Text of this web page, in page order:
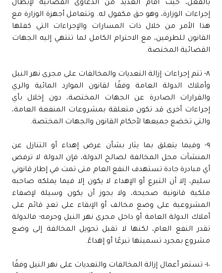
بالفعل، حيث أقام العديد من الدعاوى القضائية لإبطال
إجراءات الوزارة، وهو حق مكفول له. وتتعامل أجهزة الوزارة مع
هذا الأمر من خلال ذات المسارات والإجراءات التي كفلها
القانون للطرفين، مع الاحترام الكامل لما تنتهي إليه الجهات
القضائية المختصة.
٨- تتم إجراءات إزالة التعديات والمخالفات على مجرى نهر النيل
وأملاك الدولة العامة وفقًا لقانون الموارد المائية والري
والقرارات الصادرة عن الجهات المختصة، دون إخلال بأي
إجراءات أخرى قد تكون متعلقة بمشروعات المنفعة العامة،
والتي تخضع جميعها لأحكام القانون والجهات المختصة.
٩- وفيما يتعلق بما يثار بشأن عرض إهداء أو التنازل عن
المنشآت محل المخالفة لصالح الدولة، فإن الدولة لا ترفض
أي مبادرة جادة تستهدف النفع العام متى تمت في إطار قانوني
سليم، إلا أن التبرع أو الإهداء لا يكون إلا فيما يملكه صاحبه
ملكية قانونية صحيحة، ولا يجوز أن يكون وسيلة لإضفاء
المشروعية على وضع مخالف أو الإبقاء على تعدٍ قائم على
أملاك الدولة العامة أو داخل مجرى نهر النيل وحرمه؛ فالدولة
تقدر النفع العام، لكنها لا تقبل تحويل المخالفة إلى وضع
مشروع بمجرد تسميتها تبرعًا أو إهداءً.
١٠- تستمر أعمال إزالة المخالفات والتعديات على نهر النيل وفقًا